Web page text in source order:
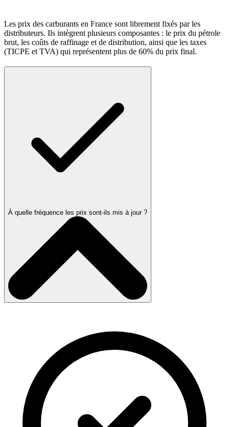
Les prix des carburants en France sont librement fixés par les
distributeurs. Ils intègrent plusieurs composantes : le prix du pétrole
brut, les coûts de raffinage et de distribution, ainsi que les taxes
(TICPE et TVA) qui représentent plus de 60% du prix final.
À quelle fréquence les prix sont-ils mis à jour ?